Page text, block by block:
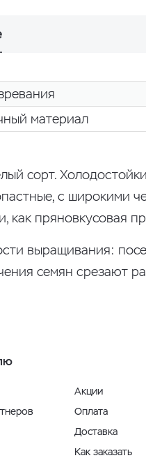
материал
сорт.
с широкими
как пряновкусовая
выращивания:
семян срезают
Акции
Оплата
Доставка
Как заказать